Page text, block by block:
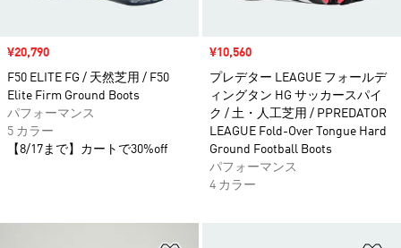
セール価格
¥20,790
F50 ELITE FG / 天然芝用 / F50
Elite Firm Ground Boots
パフォーマンス
5 カラー
【8/17まで】カートで30%off
セール価格
¥10,560
プレデター LEAGUE フォールデ
ィングタン HG サッカースパイ
ク / 土・人工芝用 / PPREDATOR
LEAGUE Fold-Over Tongue Hard
Ground Football Boots
パフォーマンス
4 カラー